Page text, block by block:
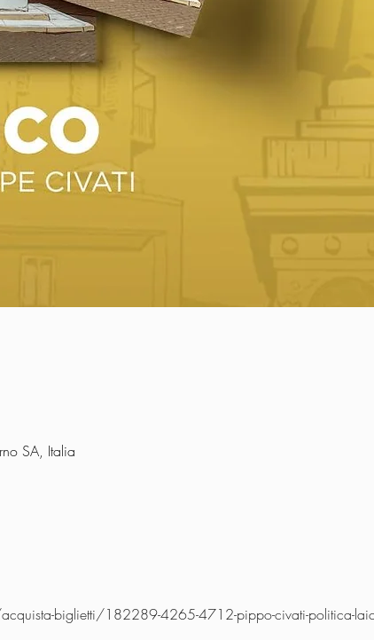
SA, Italia
biglietti/182289-4265-4712-pippo-civati-politica-